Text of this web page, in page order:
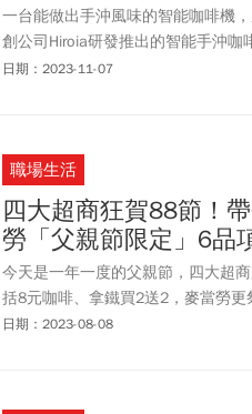
一台能做出手沖風味的智能咖啡機
創公司Hiroia研發推出的智能手沖
間累計近400萬的募資金額。
日期：2023-11-07
職場生活
四大超商狂賀88節！
勞「父親節限定」6品
今天是一年一度的父親節，四大超
括8元咖啡、拿鐵買2送2，麥當勞
節限定優惠一次整理給大家，讓全
日期：2023-08-08